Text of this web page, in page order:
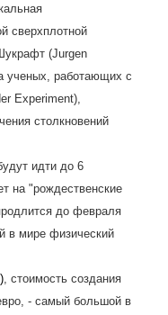
сверхплотной
(Jurgen
ученых, работающих с
Experiment),
столкновений
идти до 6
на "рождественские
до февраля
в мире физический
, стоимость создания
- самый большой в